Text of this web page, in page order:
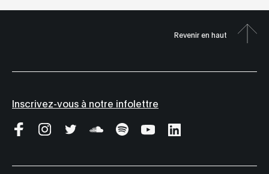
Revenir en haut
Inscrivez-vous à notre infolettre